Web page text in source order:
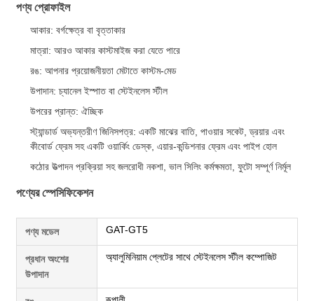
পণ্য প্রোফাইল
আকার: বর্গক্ষেত্র বা বৃত্তাকার
মাত্রা: আরও আকার কাস্টমাইজ করা যেতে পারে
রঙ: আপনার প্রয়োজনীয়তা মেটাতে কাস্টম-মেড
উপাদান: চ্যানেল ইস্পাত বা স্টেইনলেস স্টীল
উপরের প্রান্ত: ঐচ্ছিক
স্ট্যান্ডার্ড অভ্যন্তরীণ জিনিসপত্র: একটি মাঝের বাতি, পাওয়ার সকেট, ড্রয়ার এবং
কীবোর্ড ফ্রেম সহ একটি ওয়ার্কিং ডেস্ক, এয়ার-কন্ডিশনার ফ্রেম এবং পাইপ হোল
কঠোর উত্পাদন প্রক্রিয়া সহ জলরোধী নকশা, ভাল সিলিং কর্মক্ষমতা, ফুটো সম্পূর্ণ নির্মূল
পণ্যের স্পেসিফিকেশন
পণ্য মডেল GAT-GT5
প্রধান অংশের
উপাদান
অ্যালুমিনিয়াম প্লেটের সাথে স্টেইনলেস স্টীল কম্পোজিট